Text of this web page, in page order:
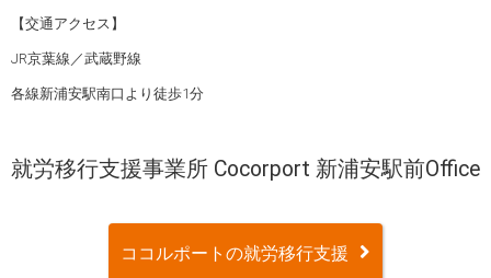
【交通アクセス】
JR京葉線／武蔵野線
各線新浦安駅南口より徒歩1分
就労移行支援事業所 Cocorport 新浦安駅前Office
ココルポートの就労移行支援